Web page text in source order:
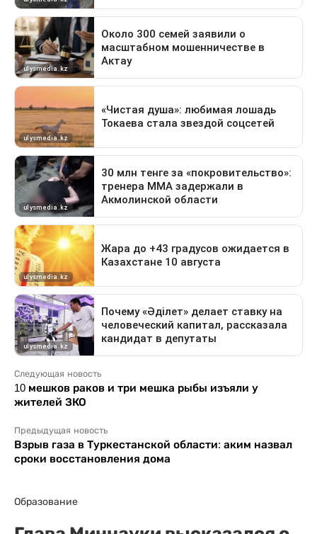
Следующая новость
10 мешков раков и три мешка рыбы изъяли у
жителей ЗКО
Предыдущая новость
Взрыв газа в Туркестанской области: аким назвал
сроки восстановления дома
Образование